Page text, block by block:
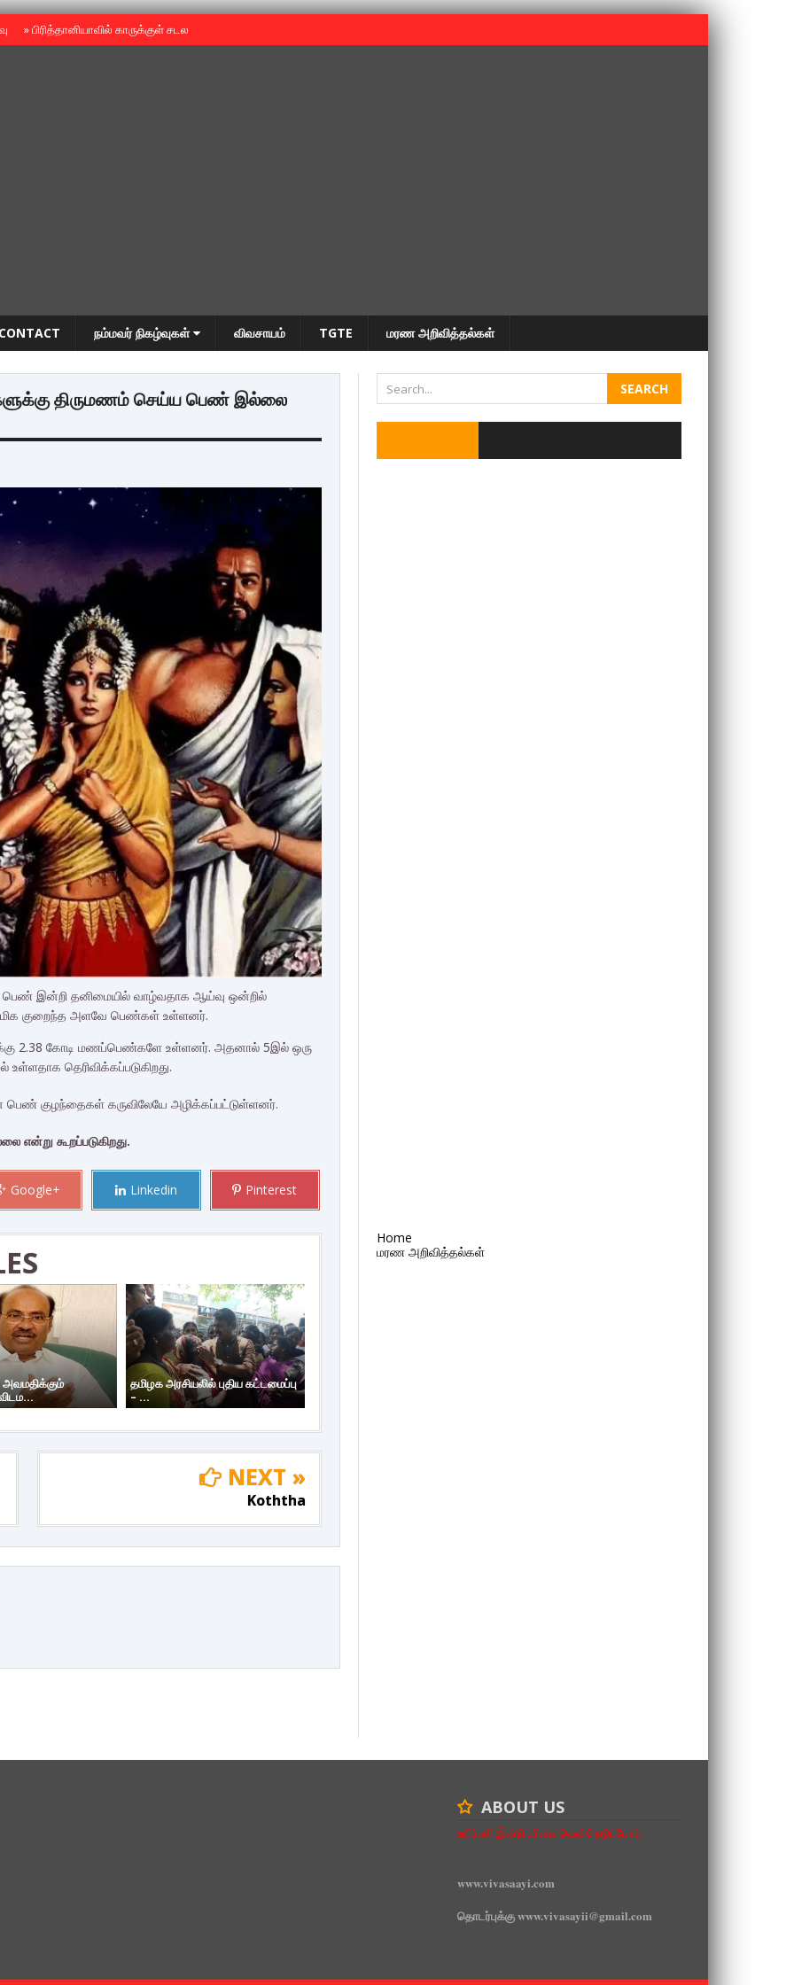
»பிரித்தானியாவில் காருக்குள் சடலம் -தமிழருடையதா ?
CONTACT நம்மவர் நிகழ்வுகள் விவசாயம் TGTE மரண அறிவித்தல்கள்
திருமணம் செய்ய பெண் இல்லை
இன்றி தனிமையில் வாழ்வதாக ஆய்வு ஒன்றில்
மிக குறைந்த அளவே பெண்கள் உள்ளனர்.
2.38 கோடி மணப்பெண்களே உள்ளனர். அதனால் 5இல் ஒரு
தெரிவிக்கப்படுகிறது.
குழந்தைகள் கருவிலேயே அழிக்கப்பட்டுள்ளனர்.
கூறப்படுகிறது.
Google+ Linkedin Pinterest
தமிழக அரசியலில் புதிய கட்டமைப்பு
– ...
NEXT »
Koththa
Home
மரண அறிவித்தல்கள்
ABOUT US
உயிர்பலி இன்றி உரிமை வென்றெடுப்போம்
www.vivasaayi.com
தொடர்புக்கு www.vivasayii@gmail.com